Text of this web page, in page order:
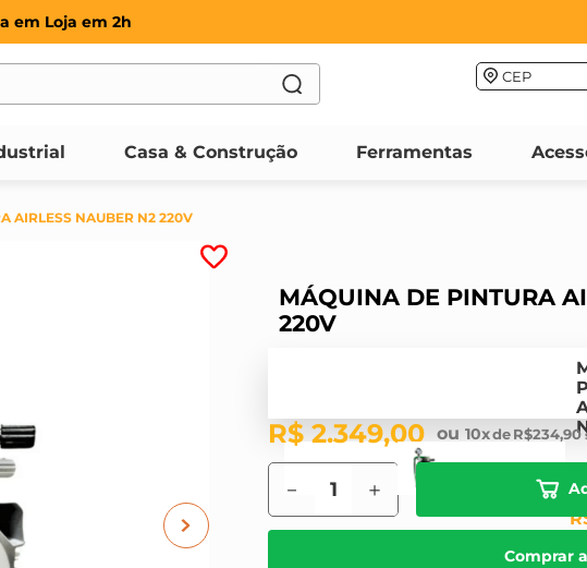
em Loja em 2h
CEP
Casa & Construção Ferramentas
AIRLESS NAUBER N2 220V
MÁQUINA DE PINTURA
220V
R$ 2.349,00 10 R$234,90
＋
－
Comprar